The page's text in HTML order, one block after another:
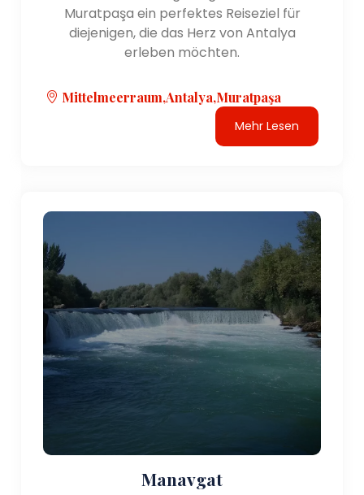
Kulturszene bekannt ist. Es bietet eine perfekte
Mischung aus natürlicher Schönheit, historischer
Bedeutung und modernen Annehmlichkeiten und ist
abwechslungsreiche Erlebnisse suchen. Die Region
liegt rund um die Stadt Antalya und umfasst eine
breite Palette an Attraktionen und Reisezielen.
der türkischen Mittelmeerküste ein, die als
Türkisküste bekannt ist. Die Landschaft ist geprägt
von atemberaubenden Sandstränden, kristallklarem
azurblauem Wasser und dem majestätischen
Taurusgebirge. Die Region beherbergt auch die
berühmte Bucht von Antalya, die eine malerische
Kulisse für die Küstenstädte bietet.
Beliebte Reiseziele:
Die Region Antalya verfügt über mehrere beliebte
Reiseziele, die eine breite Palette an Attraktionen
bemerkenswerten Orten, die es zu erkunden gilt,
Muratpaşa ein perfektes Reiseziel für
diejenigen, die das Herz von Antalya
erleben möchten.
Mittelmeerraum,Antalya,Muratpaşa
Mehr Lesen
Manavgat